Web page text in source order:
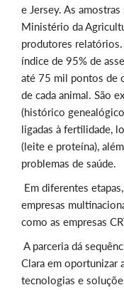
e Jersey. As
Ministério da
produtores
índice de 95% de
até 75 mil pontos de
de cada animal. São
(histórico
ligadas à fertilidade,
(leite e proteína),
problemas de saúde.
Em diferentes
empresas
como as empresas
A parceria dá
Clara em oportunizar
tecnologias e